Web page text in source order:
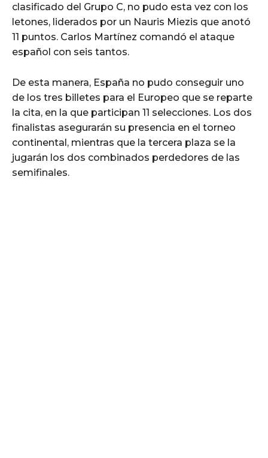
clasificado del Grupo C, no pudo esta vez con los
letones, liderados por un Nauris Miezis que anotó
11 puntos. Carlos Martínez comandó el ataque
español con seis tantos.
De esta manera, España no pudo conseguir uno
de los tres billetes para el Europeo que se reparte
la cita, en la que participan 11 selecciones. Los dos
finalistas asegurarán su presencia en el torneo
continental, mientras que la tercera plaza se la
jugarán los dos combinados perdedores de las
semifinales.